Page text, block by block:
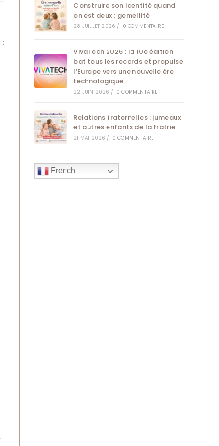
:
Construire son identité quand
on est deux : gemellité
28 JUILLET 2026 / 0 COMMENTAIRE
VivaTech 2026 : la 10e édition
bat tous les records et propulse
l’Europe vers une nouvelle ère
technologique
22 JUIN 2026 / 0 COMMENTAIRE
Relations fraternelles : jumeaux
et autres enfants de la fratrie
21 MAI 2026 / 0 COMMENTAIRE
French